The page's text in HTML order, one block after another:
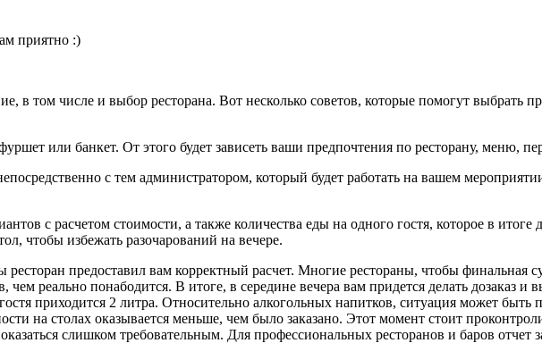
приятно :)
в том числе и выбор ресторана. Вот несколько советов, которые помогут выбрать
или банкет. От этого будет зависеть ваши предпочтения по ресторану, меню,
с тем администратором, который будет работать на вашем
с расчетом стоимости, а также количества еды на одного гостя, которое в итоге
чтобы избежать разочарований на вечере.
ресторан предоставил вам корректный расчет. Многие рестораны, чтобы финальная
чем реально понабодится. В итоге, в середине вечера вам придется делать дозаказ
приходится 2 литра. Относительно алкогольных напитков, ситуация может
на столах оказывается меньше, чем было заказано. Этот момент стоит
слишком требовательным. Для профессиональных ресторанов и баров отчет